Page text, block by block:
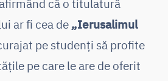
că o titulatură
ar fi cea de „Ierusalimul
pe studenți să profite
pe care le are de oferit